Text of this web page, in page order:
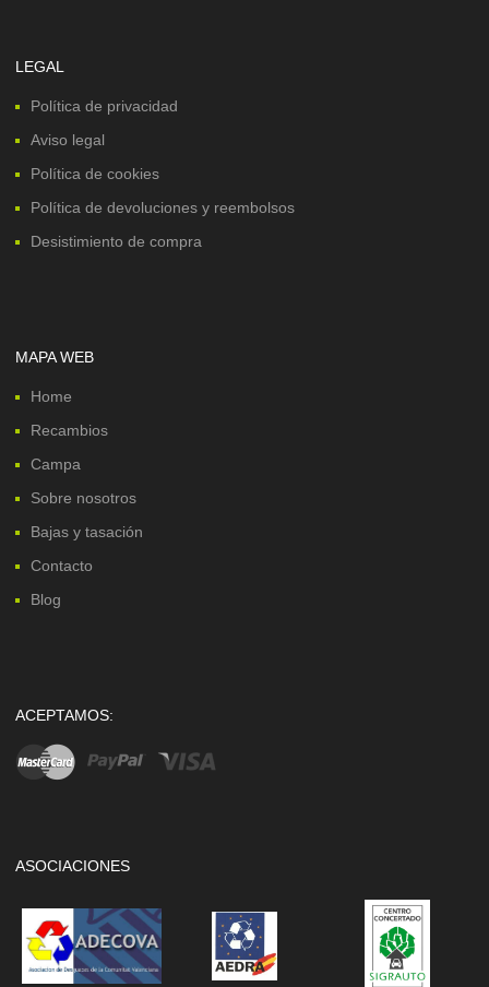
LEGAL
Política de privacidad
Aviso legal
Política de cookies
Política de devoluciones y reembolsos
Desistimiento de compra
MAPA WEB
Home
Recambios
Campa
Sobre nosotros
Bajas y tasación
Contacto
Blog
ACEPTAMOS:
ASOCIACIONES